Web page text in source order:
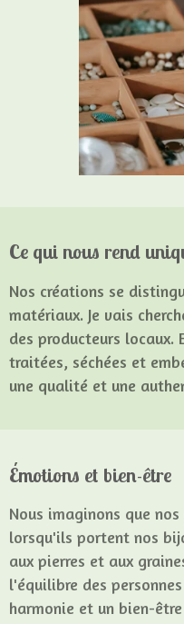
Ce qui nous rend
Nos créations se
matériaux. Je vais
des producteurs locaux.
traitées, séchées et
une qualité et une
Émotions et bien-être
Nous imaginons que
lorsqu'ils portent nos
aux pierres et aux
l'équilibre des
harmonie et un bien-